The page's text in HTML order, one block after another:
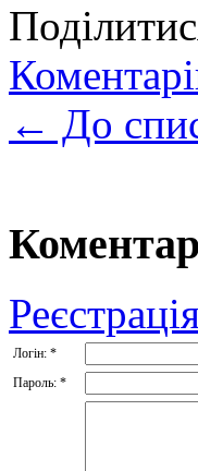
← До
Логін: *
Пароль: *